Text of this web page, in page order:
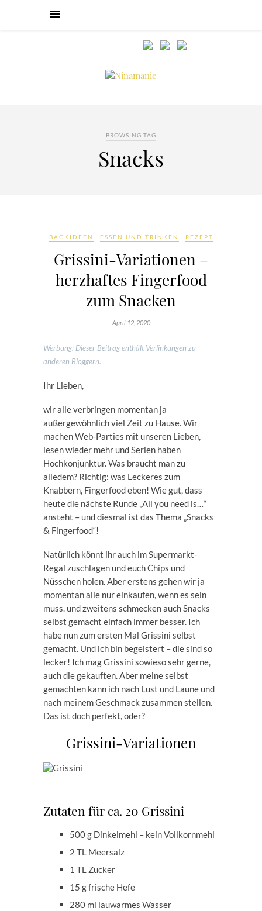
BROWSING TAG
Snacks
BACKIDEEN ESSEN UND TRINKEN REZEPT
Grissini-Variationen –
herzhaftes Fingerfood
zum Snacken
April 12, 2020
Werbung: Dieser Beitrag enthält Verlinkungen zu
anderen Bloggern.
Ihr Lieben,
wir alle verbringen momentan ja
außergewöhnlich viel Zeit zu Hause. Wir
machen Web-Parties mit unseren Lieben,
lesen wieder mehr und Serien haben
Hochkonjunktur. Was braucht man zu
alledem? Richtig: was Leckeres zum
Knabbern, Fingerfood eben! Wie gut, dass
heute die nächste Runde „All you need is…“
ansteht – und diesmal ist das Thema „Snacks
& Fingerfood“!
Natürlich könnt ihr auch im Supermarkt-
Regal zuschlagen und euch Chips und
Nüsschen holen. Aber erstens gehen wir ja
momentan alle nur einkaufen, wenn es sein
muss. und zweitens schmecken auch Snacks
selbst gemacht einfach immer besser. Ich
habe nun zum ersten Mal Grissini selbst
gemacht. Und ich bin begeistert – die sind so
lecker! Ich mag Grissini sowieso sehr gerne,
auch die gekauften. Aber meine selbst
gemachten kann ich nach Lust und Laune und
nach meinem Geschmack zusammen stellen.
Das ist doch perfekt, oder?
Grissini-Variationen
Zutaten für ca. 20 Grissini
500 g Dinkelmehl – kein Vollkornmehl
2 TL Meersalz
1 TL Zucker
15 g frische Hefe
280 ml lauwarmes Wasser